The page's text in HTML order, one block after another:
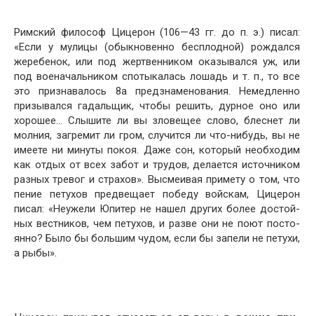
Римский философ Цицерон (106—43 гг. до п. э.) пи­сал:
«Если у мулицы (обыкновенно бесплодной) рож­дался
жеребенок, или под жертвенником оказывался уж, или
под военачальником спотыкалась лошадь и т. п., то все
это признавалось 8а предзнаменования. Немедленно
призывался гадальщик, чтобы решить, дурное оно или
хорошее… Слышите ли вы зловещее слово, блеснет ли
молния, загремит ли гром, случится ли что-нибудь, вы не
имеете ни минуты покоя. Даже сон, который необхо­дим
как отдых от всех забот и трудов, делается источни­ком
разных тревог и страхов». Высмеивая примету о том, что
пение петухов предвещает победу войскам, Цицерон
писал: «Неужели Юпитер не нашел других более достой­
ных вестников, чем петухов, и разве они не поют посто­
янно? Было бы большим чудом, если бы запели не пе­тухи,
а рыбы».